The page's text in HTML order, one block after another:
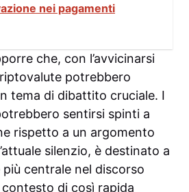
nei pagamenti
che, con l’avvicinarsi
potrebbero
tema di dibattito cruciale. I
sentirsi spinti a
rispetto a un argomento
silenzio, è destinato a
centrale nel discorso
di così rapida